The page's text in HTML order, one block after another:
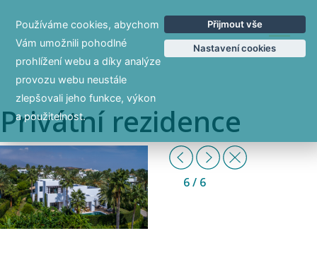
EN
Privátní rezidence
Previous
Další
6/ 6
Zpět
Používáme cookies, abychom
Vám umožnili pohodlné
prohlížení webu a díky analýze
provozu webu neustále
zlepšovali jeho funkce, výkon
a použitelnost.
Přijmout vše
Nastavení cookies